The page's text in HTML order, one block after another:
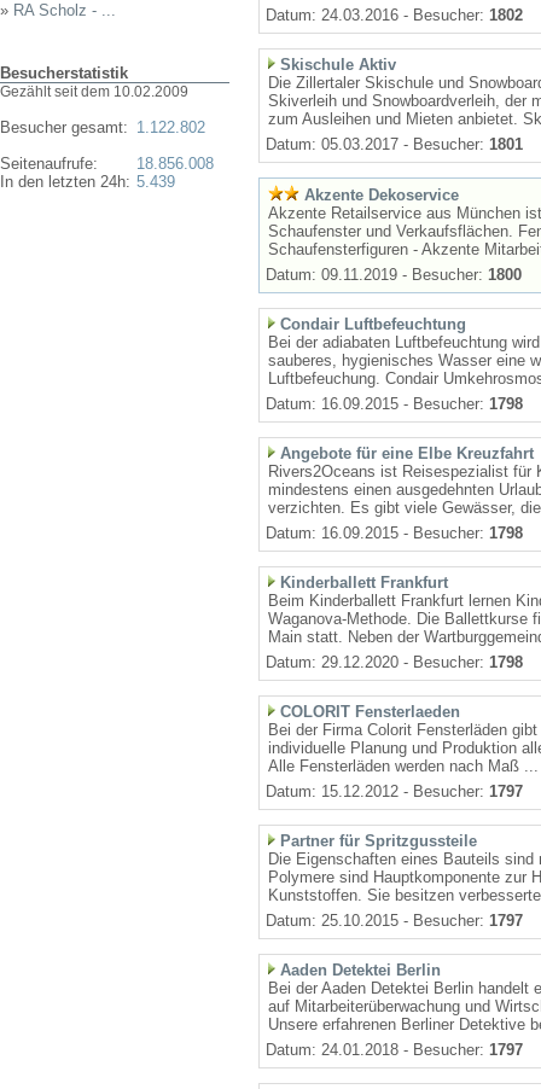
» RA Scholz - ...
Besucherstatistik
Gezählt seit dem 10.02.2009
Besucher gesamt:
Seitenaufrufe:
In den letzten 24h:
1.122.802
18.856.008
5.439
Datum: 24.03.2016 - Besucher: 1802
Skischule Aktiv
Die Zillertaler Skischule und
Skiverleih und Snowboardverleih, der
zum Ausleihen und Mieten anbietet.
Datum: 05.03.2017 - Besucher: 1801
Akzente Dekoservice
Akzente Retailservice aus München
Schaufenster und Verkaufsflächen.
Schaufensterfiguren - Akzente
Datum: 09.11.2019 - Besucher: 1800
Condair Luftbefeuchtung
Bei der adiabaten Luftbefeuchtung
sauberes, hygienisches Wasser eine
Luftbefeuchung. Condair
Datum: 16.09.2015 - Besucher: 1798
Angebote für eine Elbe Kreuzfahrt
Rivers2Oceans ist Reisespezialist
mindestens einen ausgedehnten
verzichten. Es gibt viele Gewässer,
Datum: 16.09.2015 - Besucher: 1798
Kinderballett Frankfurt
Beim Kinderballett Frankfurt lernen
Waganova-Methode. Die Ballettkurse
Main statt. Neben der
Datum: 29.12.2020 - Besucher: 1798
COLORIT Fensterlaeden
Bei der Firma Colorit Fensterläden
individuelle Planung und Produktion
Alle Fensterläden werden nach Maß ...
Datum: 15.12.2012 - Besucher: 1797
Partner für Spritzgussteile
Die Eigenschaften eines Bauteils
Polymere sind Hauptkomponente zur
Kunststoffen. Sie besitzen
Datum: 25.10.2015 - Besucher: 1797
Aaden Detektei Berlin
Bei der Aaden Detektei Berlin handelt
auf Mitarbeiterüberwachung und
Unsere erfahrenen Berliner Detektive
Datum: 24.01.2018 - Besucher: 1797